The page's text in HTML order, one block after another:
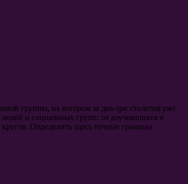
группы, на котором за два-три столетия уже
людей и социальных групп: от доучившихся и
Определить здесь точные границы